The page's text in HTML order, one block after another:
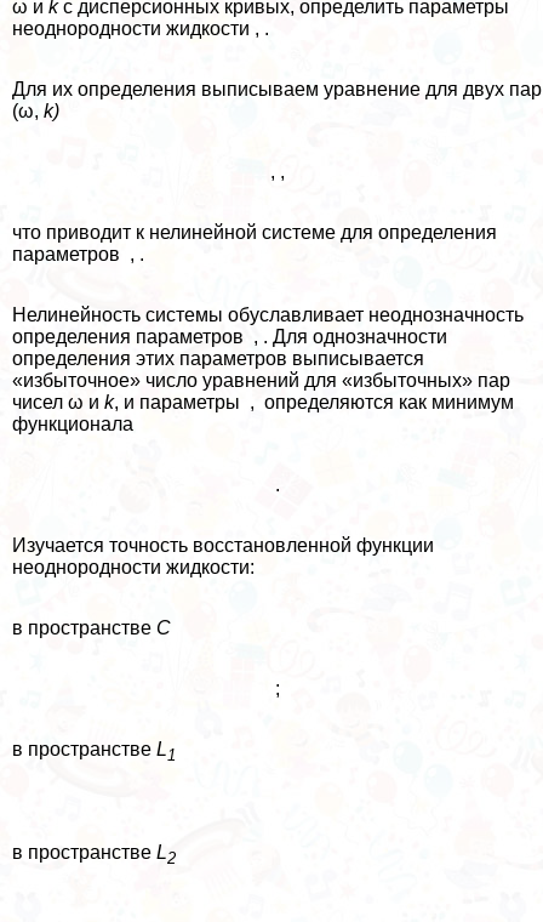
ω и kс дисперсионных кривых, определить параметры
неоднородности жидкости , .
Для их определения выписываем уравнение для двух пар
(ω, k)
, ,
что приводит к нелинейной системе для определения
параметров , .
Нелинейность системы обуславливает неоднозначность
определения параметров , . Для однозначности
определения этих параметров выписывается
«избыточное» число уравнений для «избыточных» пар
чисел ω и k, и параметры , определяются как минимум
функционала
.
Изучается точность восстановленной функции
неоднородности жидкости:
в прострaнcтве C
;
в прострaнcтве L 1
в прострaнcтве L2